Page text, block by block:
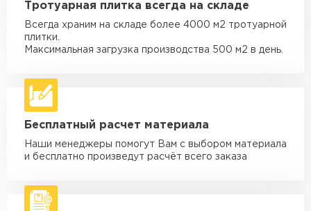
макс. длина груза 4 м
Машина - 3,5 тн до 30 м3
макс. длина груза 6 м
макс. длина груза 6 м
Машина - 10 тн до 50 м3
макс. длина груза 8 м
Машина - 20 тн до 80 м3
от 5 500 ₽
Манипулятор до 5 тн
Тротуарная плитка всегда на складе
Всегда храним на складе более 4000 м2 тротуарной
плитки.
Максимальная загрузка производства 500 м2 в день.
Бесплатный расчет материала
Наши менеджеры помогут Вам с выбором материала
и бесплатно произведут расчёт всего заказа